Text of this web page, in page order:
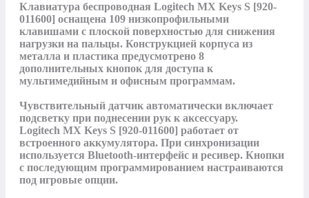
Клавиатура беспроводная Logitech MX Keys S [920-
011600] оснащена 109 низкопрофильными
клавишами с плоской поверхностью для снижения
нагрузки на пальцы. Конструкцией корпуса из
металла и пластика предусмотрено 8
дополнительных кнопок для доступа к
мультимедийным и офисным программам.
Чувствительный датчик автоматически включает
подсветку при поднесении рук к аксессуару.
Logitech MX Keys S [920-011600] работает от
встроенного аккумулятора. При синхронизации
используется Bluetooth-интерфейс и ресивер. Кнопки
с последующим программированием настраиваются
под игровые опции.